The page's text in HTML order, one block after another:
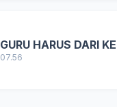
GURU HARUS DARI
07.56